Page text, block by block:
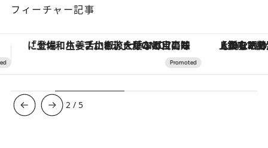
フィーチャー記事
【銀座で出合う最旬美容】美髪ケアや上質な眠り…セルフケアのアップデートから、特別な名入れギフトまで。大人のための「ReFa GINZA」クルーズ 【夏限定ディナーコース】旬を
3 / 5